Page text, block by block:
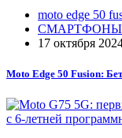
moto edge 50
17 октября
Moto Edge 50 Fusion: